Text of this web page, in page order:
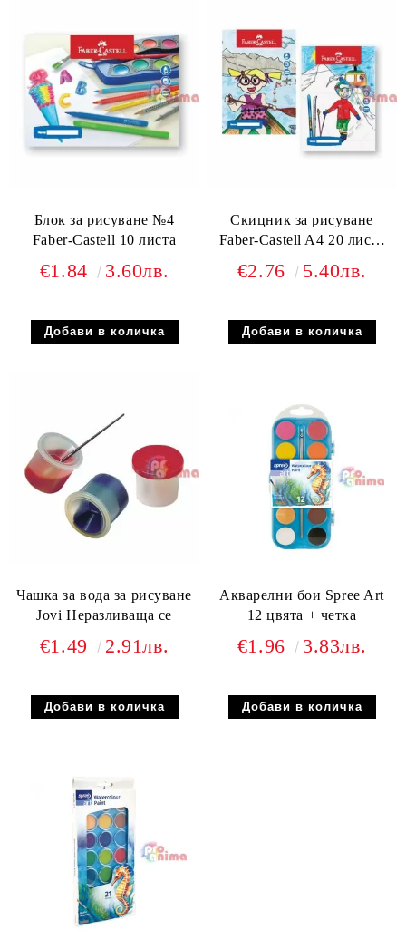
Блок за рисуване №4
Faber-Castell 10 листа
€1.84 3.60лв.
Скицник за рисуване
Faber-Castell A4 20 листа
€2.76 5.40лв.
Чашка за вода за рисуване
Jovi Неразливаща се
€1.49 2.91лв.
Акварелни бои Spree Art
12 цвята + четка
€1.96 3.83лв.